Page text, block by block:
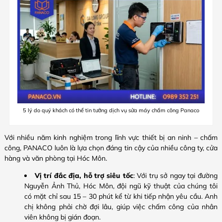
5 lý do quý khách có thể tin tưởng dịch vụ sửa máy chấm công Panaco
Với nhiều năm kinh nghiệm trong lĩnh vực thiết bị an ninh – chấm
công, PANACO luôn là lựa chọn đáng tin cậy của nhiều công ty, cửa
hàng và văn phòng tại Hóc Môn.
Vị trí đắc địa, hỗ trợ siêu tốc: Với trụ sở ngay tại đường
Nguyễn Ảnh Thủ, Hóc Môn, đội ngũ kỹ thuật của chúng tôi
có mặt chỉ sau 15 – 30 phút kể từ khi tiếp nhận yêu cầu. Anh
chị không phải chờ đợi lâu, giúp việc chấm công của nhân
viên không bị gián đoạn.